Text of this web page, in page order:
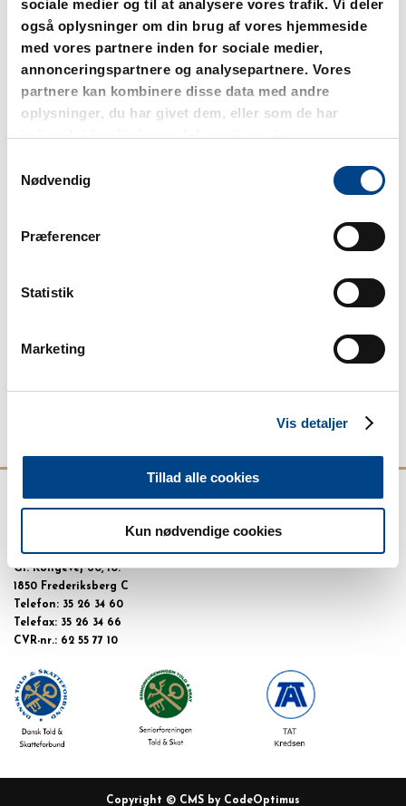
sociale medier og til at analysere vores trafik. Vi deler
også oplysninger om din brug af vores hjemmeside
med vores partnere inden for sociale medier,
annonceringspartnere og analysepartnere. Vores
partnere kan kombinere disse data med andre
oplysninger, du har givet dem, eller som de har
indsamlet fra din brug af deres tjenester.
Nødvendig
Præferencer
Statistik
Marketing
Vis detaljer
Tillad alle cookies
Kun nødvendige cookies
NYT fra DTS nr. 17/2022
20. oktober 2022
NYT fra DTS nr. 16/2022
22. september 2022
NYT fra DTS nr. 14/2022
Nyt fra DTS nr. 13/2022
10. juni 2022
3. juni 2022
16 17 18 19 20 Næste
Dansk Told & Skatteforbund
Gl. Kongevej 60, 10.
1850 Frederiksberg C
Telefon: 35 26 34 60
Telefax: 35 26 34 66
CVR-nr.: 62 55 77 10
Copyright © CMS by CodeOptimus